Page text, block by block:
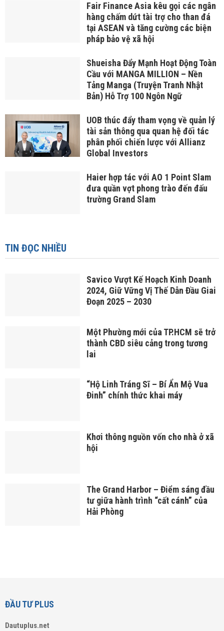
Fair Finance Asia kêu gọi các ngân
hàng chấm dứt tài trợ cho than đá
tại ASEAN và tăng cường các biện
pháp bảo vệ xã hội
Shueisha Đẩy Mạnh Hoạt Động Toàn
Cầu với MANGA MILLION – Nền
Tảng Manga (Truyện Tranh Nhật
Bản) Hỗ Trợ 100 Ngôn Ngữ
UOB thúc đẩy tham vọng về quản lý
tài sản thông qua quan hệ đối tác
phân phối chiến lược với Allianz
Global Investors
Haier hợp tác với AO 1 Point Slam
đưa quần vợt phong trào đến đấu
trường Grand Slam
TIN ĐỌC NHIỀU
Savico Vượt Kế Hoạch Kinh Doanh
2024, Giữ Vững Vị Thế Dẫn Đầu Giai
Đoạn 2025 – 2030
Một Phường mới của TP.HCM sẽ trở
thành CBD siêu cảng trong tương
lai
“Hộ Linh Tráng Sĩ – Bí Ẩn Mộ Vua
Đinh” chính thức khai máy
Khơi thông nguồn vốn cho nhà ở xã
hội
The Grand Harbor – Điểm sáng đầu
tư giữa hành trình “cất cánh” của
Hải Phòng
ĐẦU TƯ PLUS
Dautuplus.net